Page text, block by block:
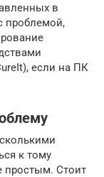
в
проблемой,
если на ПК
к тому
простым. Стоит